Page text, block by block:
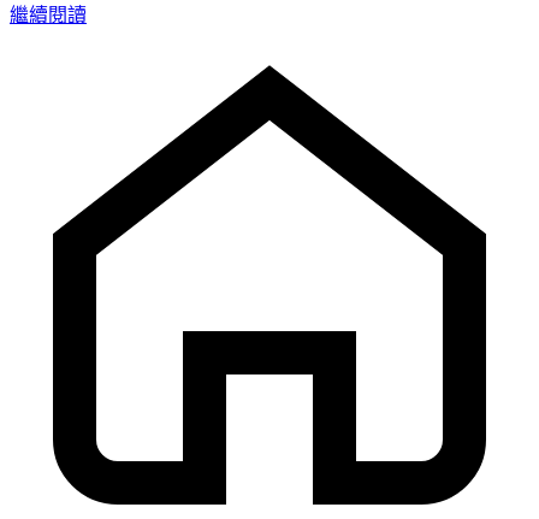
繼續閱讀